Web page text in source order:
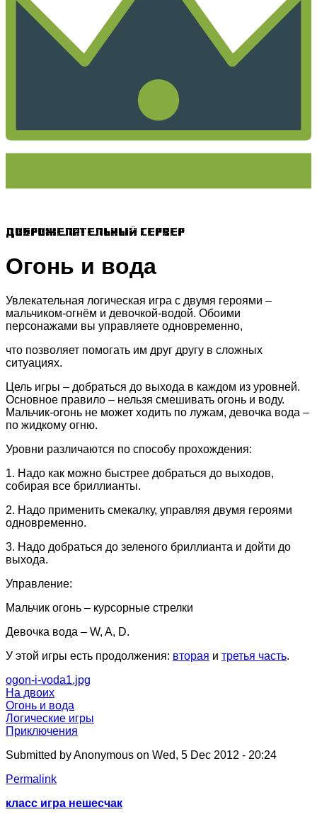
Доброжелательный сервер
Огонь и вода
Увлекательная логическая игра с двумя героями –
мальчиком-огнём и девочкой-водой. Обоими
персонажами вы управляете одновременно,
что позволяет помогать им друг другу в сложных
ситуациях.
Цель игры – добраться до выхода в каждом из уровней.
Основное правило – нельзя смешивать огонь и воду.
Мальчик-огонь не может ходить по лужам, девочка вода –
по жидкому огню.
Уровни различаются по способу прохождения:
1. Надо как можно быстрее добраться до выходов,
собирая все бриллианты.
2. Надо применить смекалку, управляя двумя героями
одновременно.
3. Надо добраться до зеленого бриллианта и дойти до
выхода.
Управление:
Мальчик огонь – курсорные стрелки
Девочка вода – W, A, D.
У этой игры есть продолжения: вторая и третья часть.
ogon-i-voda1.jpg
На двоих
Огонь и вода
Логические игры
Приключения
Submitted byAnonymous on Wed, 5 Dec 2012 - 20:24
Permalink
класс игра нешесчак